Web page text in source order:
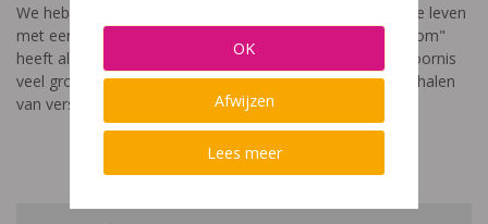
We hebben een video gemaakt die toont hoe het is om te leven
met een leerstoornis. De film met als titel: "Ik heet niet dom"
heeft als doel aan te tonen dat de impact van een leerstoornis
veel groter is dan enkel wat je ziet in de klas. Je hoort verhalen
van verschillende leerlingen en ouders.
OK
Afwijzen
Lees meer